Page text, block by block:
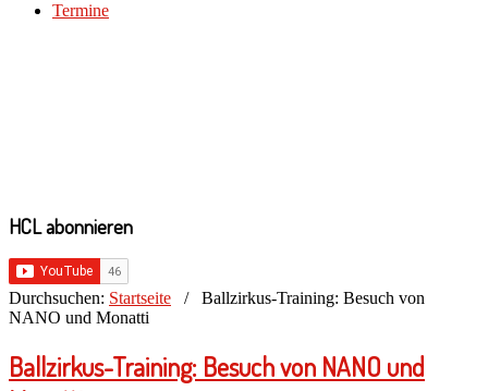
Termine
HCL abonnieren
Durchsuchen: Startseite /
Ballzirkus-Training: Besuch von
NANO und Monatti
Ballzirkus-Training: Besuch von NANO und